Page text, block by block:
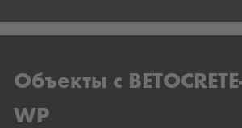
Объекты с
WP